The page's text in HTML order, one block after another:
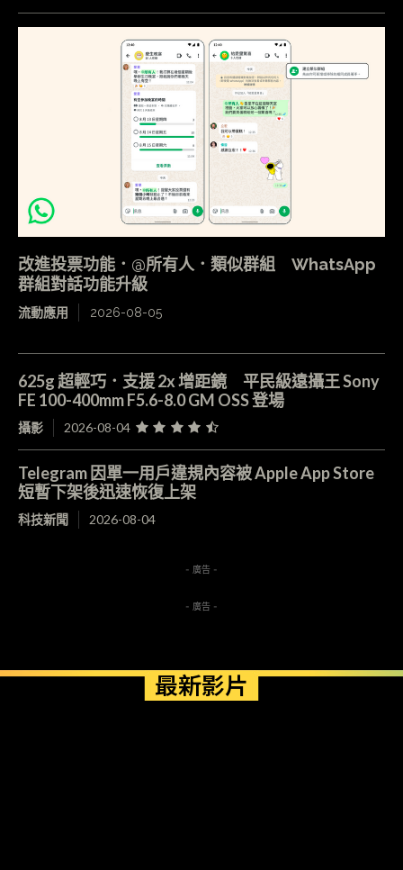
改進投票功能．@所有人．類似群組 WhatsApp
群組對話功能升級
流動應用 2026-08-05
625g 超輕巧．支援 2x 增距鏡 平民級遠攝王 Sony
FE 100-400mm F5.6-8.0 GM OSS 登場
攝影 2026-08-04
Telegram 因單一用戶違規內容被 Apple App Store
短暫下架後迅速恢復上架
科技新聞 2026-08-04
- 廣告 -
- 廣告 -
最新影片